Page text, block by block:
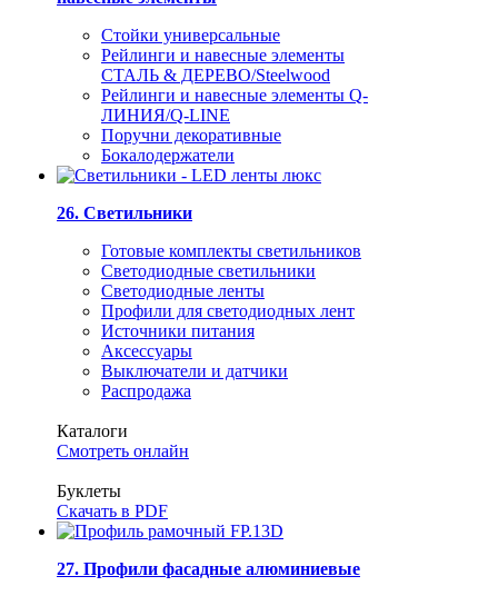
Стойки универсальные
Рейлинги и навесные элементы
СТАЛЬ & ДЕРЕВО/Steelwood
Рейлинги и навесные элементы Q-
ЛИНИЯ/Q-LINE
Поручни декоративные
Бокалодержатели
26. Светильники
Готовые комплекты светильников
Светодиодные светильники
Светодиодные ленты
Профили для светодиодных лент
Источники питания
Аксессуары
Выключатели и датчики
Распродажа
Каталоги
Смотреть онлайн
Буклеты
Скачать в PDF
27. Профили фасадные алюминиевые